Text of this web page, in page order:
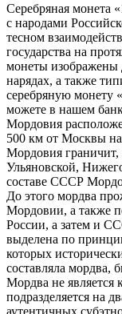
Серебряная монета
с народами
тесном
государства на
монеты изображены
нарядах, а также
серебряную монету
можете в нашем
Мордовия
500 км от Москвы
Мордовия граничит,
Ульяновской,
составе СССР
До этого мордва
Мордовии, а также
России, а затем и
выделена по
которых
составляла мордва,
Мордва не является
подразделяется на
аутентичных